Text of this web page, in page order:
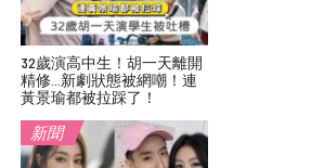
32歲演高中生！胡一天離開
精修…新劇狀態被網嘲！連
黃景瑜都被拉踩了！
新聞